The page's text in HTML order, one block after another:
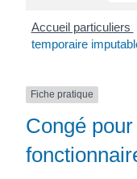
Accueil particuliers
temporaire
Fiche pratique
Congé